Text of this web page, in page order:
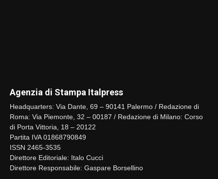
© Copyrights Italpress - Tutti i diritti riservati
Informativa sulla raccolta
Le tue preferenze relative alla privacy